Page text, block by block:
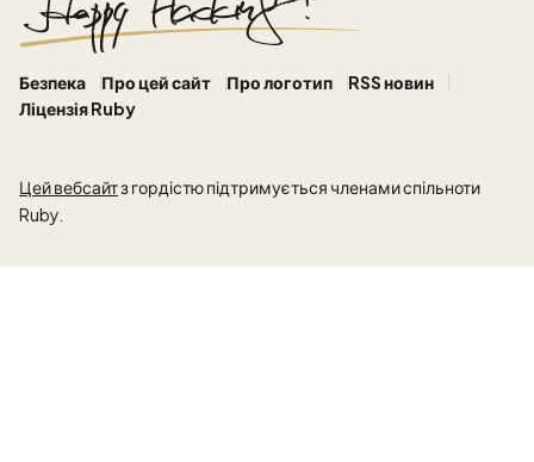
Безпека Про цей сайт Про логотип
RSS новин
Ліцензія Ruby
Цей вебсайтз гордістю підтримується членами спільноти
Ruby.